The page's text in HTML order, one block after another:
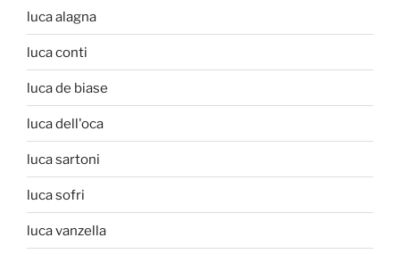
luca alagna
luca conti
luca de biase
luca dell'oca
luca sartoni
luca sofri
luca vanzella